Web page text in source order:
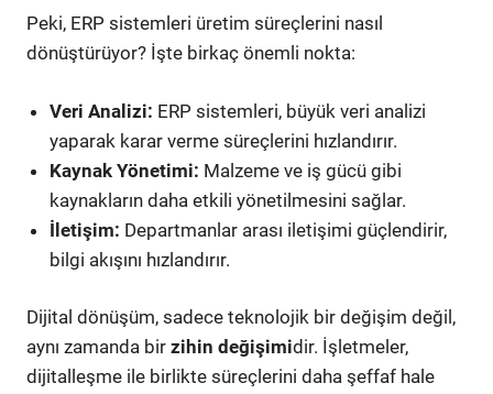
Peki, ERP sistemleri üretim süreçlerini nasıl
dönüştürüyor? İşte birkaç önemli nokta:
Veri Analizi: ERP sistemleri, büyük veri analizi
yaparak karar verme süreçlerini hızlandırır.
Kaynak Yönetimi: Malzeme ve iş gücü gibi
kaynakların daha etkili yönetilmesini sağlar.
İletişim: Departmanlar arası iletişimi güçlendirir,
bilgi akışını hızlandırır.
Dijital dönüşüm, sadece teknolojik bir değişim değil,
aynı zamanda bir zihin değişimidir. İşletmeler,
dijitalleşme ile birlikte süreçlerini daha şeffaf hale